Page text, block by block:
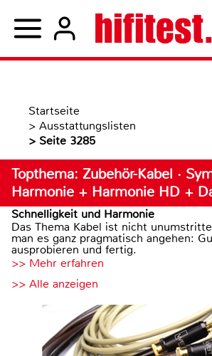
Startseite
> Ausstattungslisten
> Seite 3285
Topthema: Zubehör-Kabel ·
Harmonie + Harmonie HD +
Schnelligkeit und Harmonie
Das Thema Kabel ist nicht
man es ganz pragmatisch angehen:
ausprobieren und fertig.
>> Mehr erfahren
>> Alle anzeigen